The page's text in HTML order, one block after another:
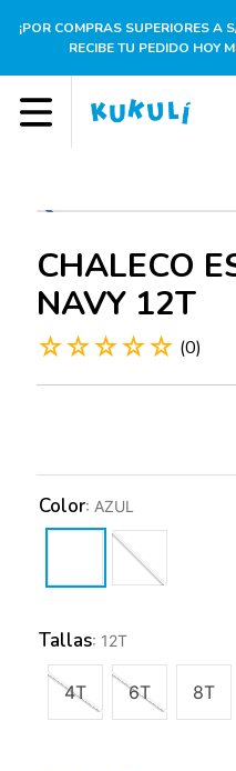
¡POR COMPRAS SUPERIORES A
RECIBE TU PEDIDO HOY
CHALECO
NAVY 12T
☆☆☆☆☆ (0)
Tallas: 12T
4T 6T 8T
Color: AZUL